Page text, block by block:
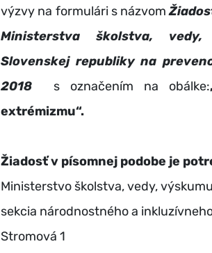
výzvy na formulári s názvom
Ministerstva školstva,
Slovenskej republiky na
2018 s označením na obálke:
extrémizmu“.
Žiadosť v písomnej podobe je
Ministerstvo školstva, vedy,
sekcia národnostného a
Stromová 1